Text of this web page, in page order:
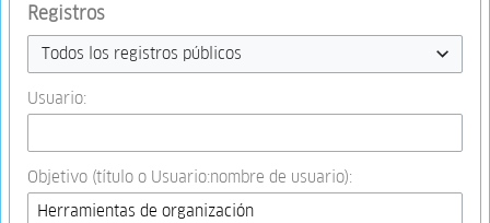
Registros
Todos los registros públicos
Usuario:
Objetivo (título o Usuario:nombre de usuario):